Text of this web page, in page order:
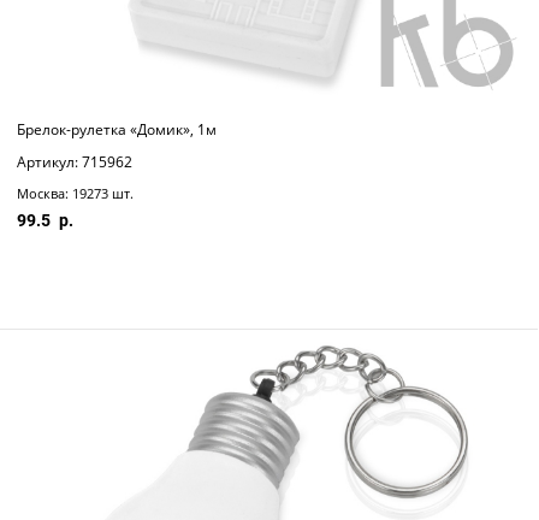
Брелок-рулетка «Домик», 1м
Артикул: 715962
Москва: 19273 шт.
99.5